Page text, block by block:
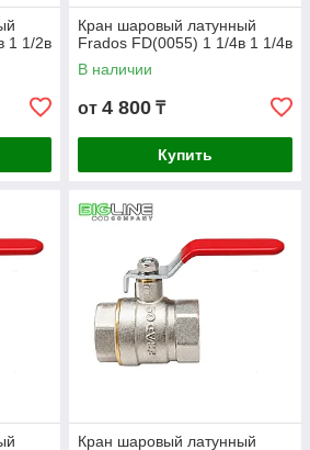
1 1/2в
Кран шаровый латунный
Frados FD(0055) 1 1/4в 1 1/4в
В наличии
от 4 800 ₸
Купить
Кран шаровый латунный